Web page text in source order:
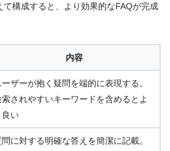
構成すると、より効果的なFAQが完成
内容
ーザーが抱く疑問を端的に表現する。
索されやすいキーワードを含めるとよ
良い
問に対する明確な答えを簡潔に記載。